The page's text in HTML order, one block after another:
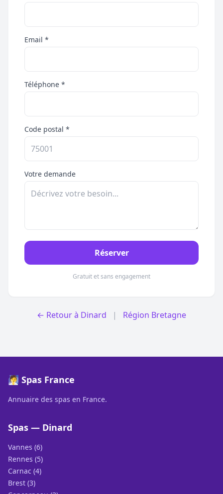
Email *
Téléphone *
Code postal *
Votre demande
Réserver
Gratuit et sans engagement
← Retour à Dinard | Région Bretagne
🧖 Spas France
Annuaire des spas en France.
Spas — Dinard
Vannes (6)
Rennes (5)
Carnac (4)
Brest (3)